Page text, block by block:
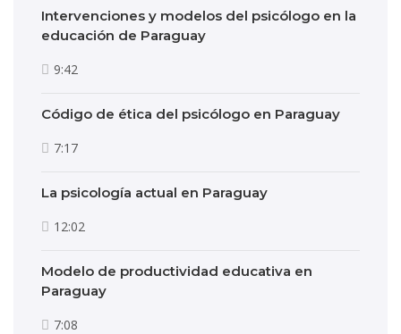
Intervenciones y modelos del psicólogo en la
educación de Paraguay
9:42
Código de ética del psicólogo en Paraguay
7:17
La psicología actual en Paraguay
12:02
Modelo de productividad educativa en
Paraguay
7:08